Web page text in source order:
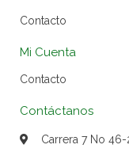
Contacto
Mi Cuenta
Contacto
Contáctanos
Carrera 7 No